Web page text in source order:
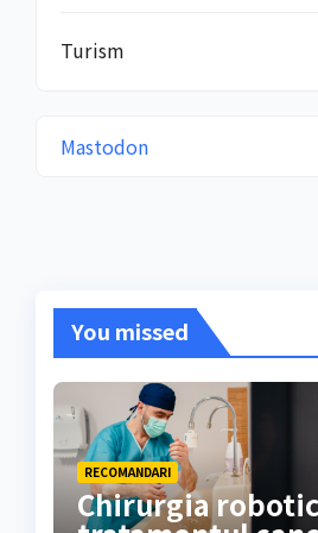
Turism
Mastodon
You missed
RECOMANDARI
Chirurgia